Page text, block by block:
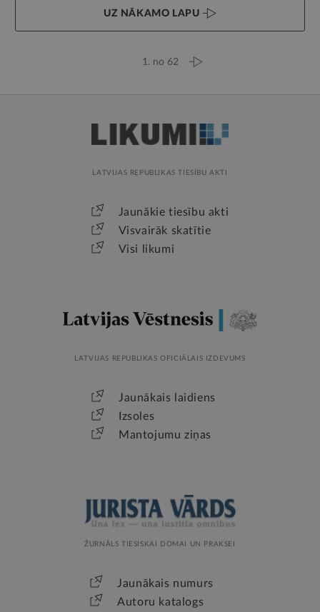
UZ NĀKAMO LAPU
1. no 62
LATVIJAS REPUBLIKAS TIESĪBU AKTI
Jaunākie tiesību akti
Visvairāk skatītie
Visi likumi
LATVIJAS REPUBLIKAS OFICIĀLAIS IZDEVUMS
Jaunākais laidiens
Izsoles
Mantojumu ziņas
ŽURNĀLS TIESISKAI DOMAI UN PRAKSEI
Jaunākais numurs
Autoru katalogs